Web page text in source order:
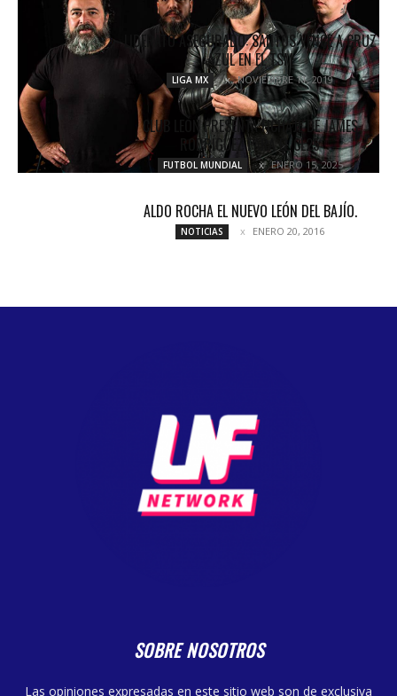
LIDERATO ASEGURADO: SANTOS VENCE A CRUZ
AZUL EN EL TSM
LIGA MX NOVIEMBRE 11, 2019
CLUB LEÓN PRESENTA FICHAJE DE JAMES
RODRÍGUEZ PARA EL CL25
FUTBOL MUNDIAL ENERO 15, 2025
ALDO ROCHA EL NUEVO LEÓN DEL BAJÍO.
NOTICIAS ENERO 20, 2016
SOBRE NOSOTROS
Las opiniones expresadas en este sitio web son de exclusiva